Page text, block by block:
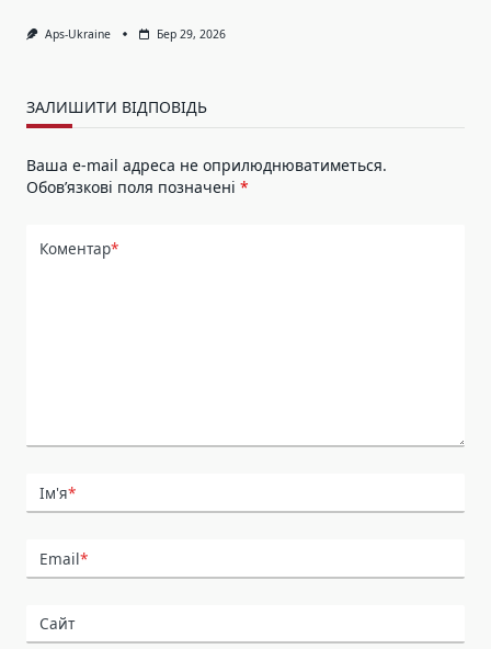
Aps-Ukraine Бер 29, 2026
ЗАЛИШИТИ ВІДПОВІДЬ
Ваша e-mail адреса не оприлюднюватиметься.
Обов’язкові поля позначені *
Коментар*
Ім'я*
Email*
Сайт